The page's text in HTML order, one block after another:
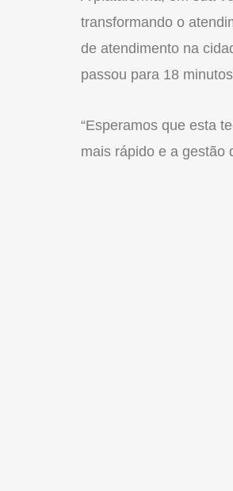
transformando o
de atendimento na
passou para 18
“Esperamos que esta
mais rápido e a gestão